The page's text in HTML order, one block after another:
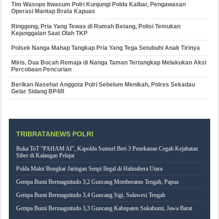
Tim Wasops Itwasum Polri Kunjungi Polda Kalbar, Pengawasan
Operasi Mantap Brata Kapuas
Ringgong, Pria Yang Tewas di Rumah Betang, Polisi Temukan
Kejanggalan Saat Olah TKP
Polsek Nanga Mahap Tangkap Pria Yang Tega Setubuhi Anak Tirinya
Miris, Dua Bocah Remaja di Nanga Taman Tertangkap Melakukan Aksi
Percobaan Pencurian
Berikan Nasehat Anggota Polri Sebelum Menikah, Polres Sekadau
Gelar Sidang BP4R
TRIBRATANEWS POLRI
Buka ToT "PAHAM AI", Kapolda Sumsel Beri 3 Penekanan Cegah Kejahatan
Siber di Kalangan Pelajar
Polda Malut Bongkar Jaringan Senpi Ilegal di Halmahera Utara
Gempa Bumi Bermagnitudo 3,2 Guncang Memberamo Tengah, Papua
Gempa Bumi Bermagnitudo 3,4 Guncang Sigi, Sulawesi Tengah
Gempa Bumi Bermagnitudo 3,3 Guncang Kabupaten Sukabumi, Jawa Barat